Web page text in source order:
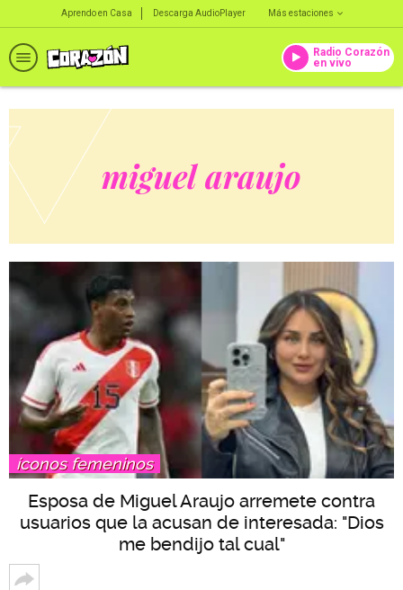
Aprendo en Casa Descarga AudioPlayer Más estaciones
Radio Corazón
en vivo
miguel araujo
íconos femeninos
Esposa de Miguel Araujo arremete contra
usuarios que la acusan de interesada: "Dios
me bendijo tal cual"